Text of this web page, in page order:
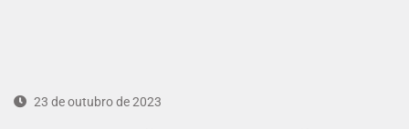
23 de outubro de 2023